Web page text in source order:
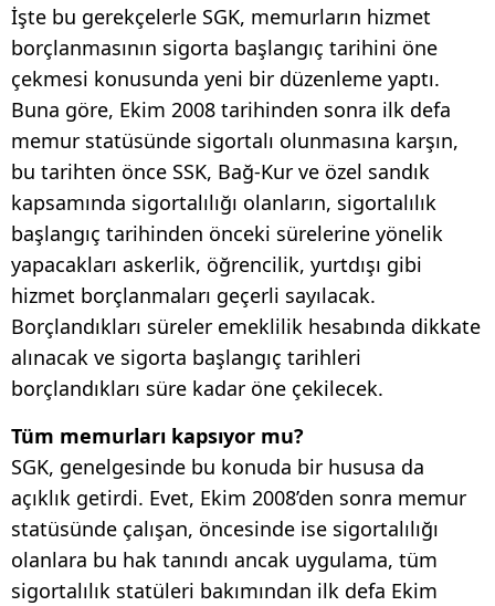
İşte bu gerekçelerle SGK, memurların hizmet
borçlanmasının sigorta başlangıç tarihini öne
çekmesi konusunda yeni bir düzenleme yaptı.
Buna göre, Ekim 2008 tarihinden sonra ilk defa
memur statüsünde sigortalı olunmasına karşın,
bu tarihten önce SSK, Bağ-Kur ve özel sandık
kapsamında sigortalılığı olanların, sigortalılık
başlangıç tarihinden önceki sürelerine yönelik
yapacakları askerlik, öğrencilik, yurtdışı gibi
hizmet borçlanmaları geçerli sayılacak.
Borçlandıkları süreler emeklilik hesabında dikkate
alınacak ve sigorta başlangıç tarihleri
borçlandıkları süre kadar öne çekilecek.
Tüm memurları kapsıyor mu?
SGK, genelgesinde bu konuda bir hususa da
açıklık getirdi. Evet, Ekim 2008’den sonra memur
statüsünde çalışan, öncesinde ise sigortalılığı
olanlara bu hak tanındı ancak uygulama, tüm
sigortalılık statüleri bakımından ilk defa Ekim